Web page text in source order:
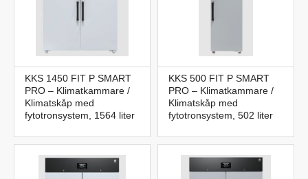
KKS 1450 FIT P SMART
PRO – Klimatkammare /
Klimatskåp med
fytotronsystem, 1564 liter
KKS 500 FIT P SMART
PRO – Klimatkammare /
Klimatskåp med
fytotronsystem, 502 liter